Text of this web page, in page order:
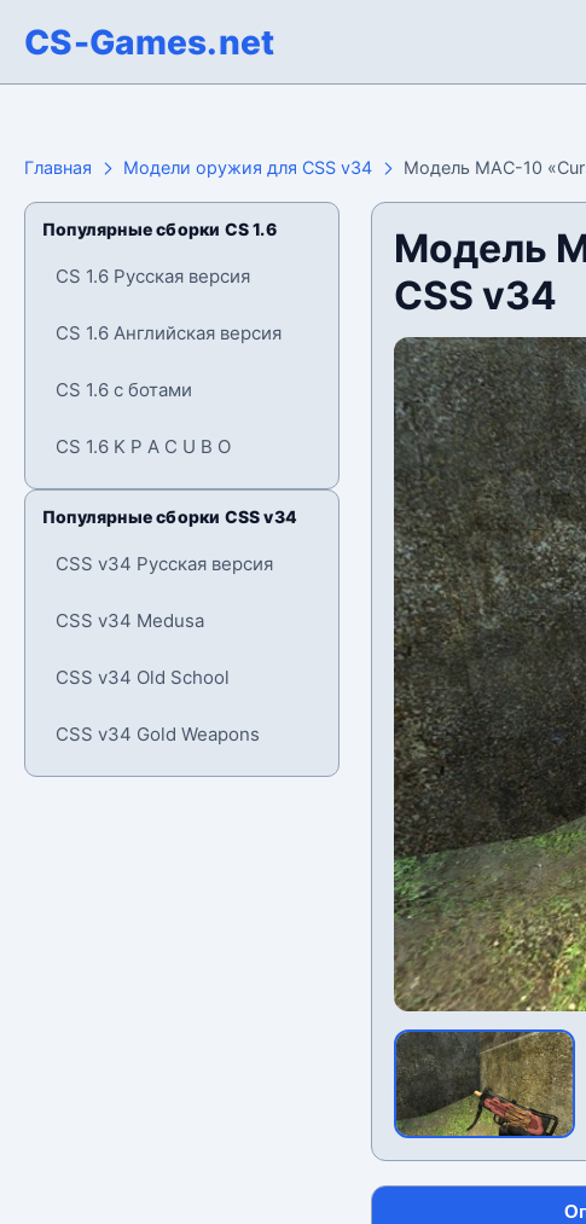
CS-Games.net
Главная Модели оружия для CSS v34 Модель MAC-10
Популярные сборки CS 1.6
CS 1.6 Русская версия
CS 1.6 Английская версия
CS 1.6 с ботами
CS 1.6 K P A C U B O
Популярные сборки CSS v34
CSS v34 Русская версия
CSS v34 Medusa
CSS v34 Old School
CSS v34 Gold Weapons
Модель
CSS v34